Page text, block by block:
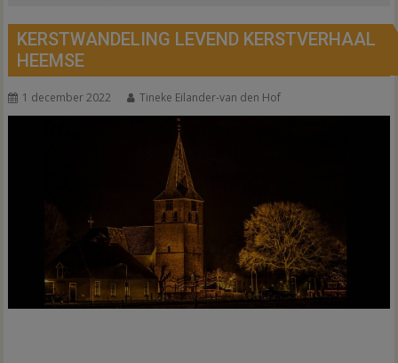
KERSTWANDELING LEVEND KERSTVERHAAL
HEEMSE
1 december 2022 Tineke Eilander-van den Hof